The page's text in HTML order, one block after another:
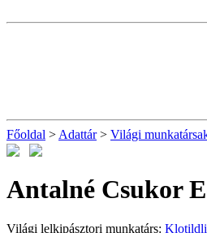
Főoldal > Adattár> Világi
Antalné Csukor
Világi lelkipásztori munkatárs: